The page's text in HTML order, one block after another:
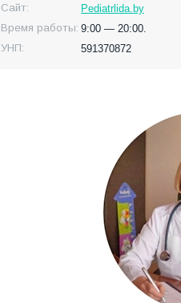
Сайт:
Pediatrlida.by
Время работы: 9:00 — 20:00.
УНП:
591370872